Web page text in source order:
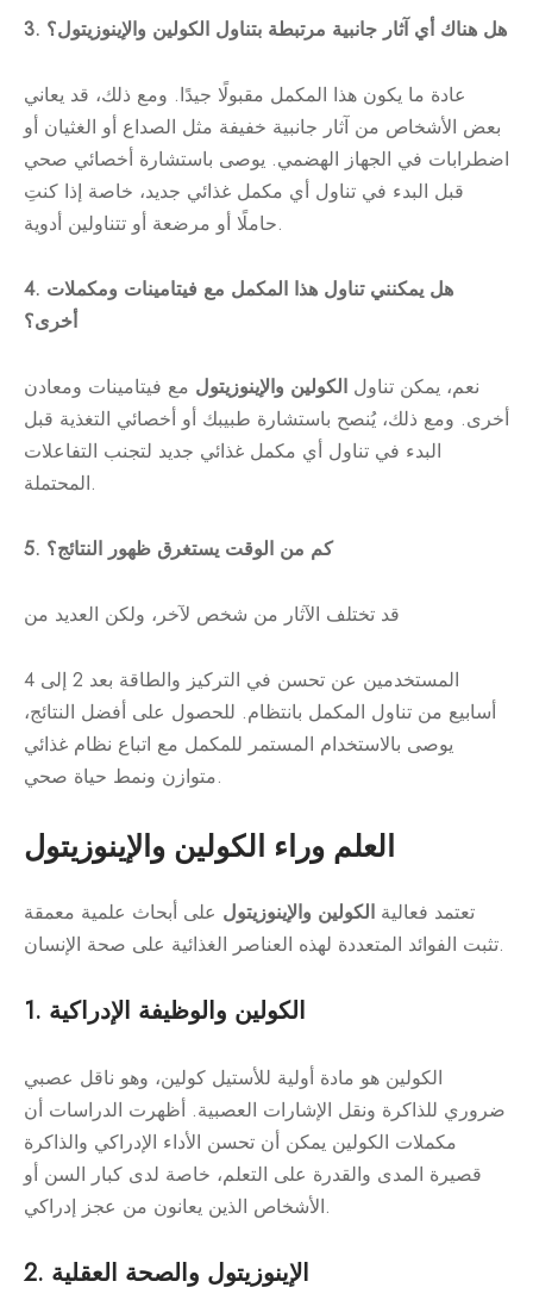
3. هل هناك أي آثار جانبية مرتبطة بتناول الكولين والإينوزيتول؟
عادة ما يكون هذا المكمل مقبولًا جيدًا. ومع ذلك، قد يعاني
بعض الأشخاص من آثار جانبية خفيفة مثل الصداع أو الغثيان أو
اضطرابات في الجهاز الهضمي. يوصى باستشارة أخصائي صحي
قبل البدء في تناول أي مكمل غذائي جديد، خاصة إذا كنتِ
حاملًا أو مرضعة أو تتناولين أدوية.
4. هل يمكنني تناول هذا المكمل مع فيتامينات ومكملات
أخرى؟
نعم، يمكن تناول الكولين والإينوزيتول مع فيتامينات ومعادن
أخرى. ومع ذلك، يُنصح باستشارة طبيبك أو أخصائي التغذية قبل
البدء في تناول أي مكمل غذائي جديد لتجنب التفاعلات
المحتملة.
5. كم من الوقت يستغرق ظهور النتائج؟
قد تختلف الآثار من شخص لآخر، ولكن العديد من
المستخدمين عن تحسن في التركيز والطاقة بعد 2 إلى 4
أسابيع من تناول المكمل بانتظام. للحصول على أفضل النتائج،
يوصى بالاستخدام المستمر للمكمل مع اتباع نظام غذائي
متوازن ونمط حياة صحي.
العلم وراء الكولين والإينوزيتول
تعتمد فعالية الكولين والإينوزيتول على أبحاث علمية معمقة
تثبت الفوائد المتعددة لهذه العناصر الغذائية على صحة الإنسان.
1. الكولين والوظيفة الإدراكية
الكولين هو مادة أولية للأستيل كولين، وهو ناقل عصبي
ضروري للذاكرة ونقل الإشارات العصبية. أظهرت الدراسات أن
مكملات الكولين يمكن أن تحسن الأداء الإدراكي والذاكرة
قصيرة المدى والقدرة على التعلم، خاصة لدى كبار السن أو
الأشخاص الذين يعانون من عجز إدراكي.
2. الإينوزيتول والصحة العقلية